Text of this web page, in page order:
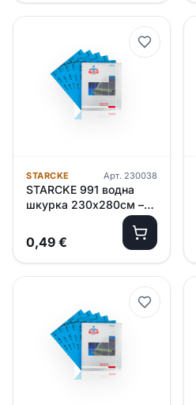
STARCKE Арт. 230038
STARCKE 991 водна
шкурка 230х280см –
0,49 €